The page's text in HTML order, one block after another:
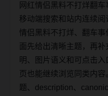
网红情侣黑料不打烊翻
移动端搜索和站内连续
情侣黑料不打烊、翻车
面先给出清晰主题，再
明、图片语义和可点击
页也能继续浏览同类内
题、description、